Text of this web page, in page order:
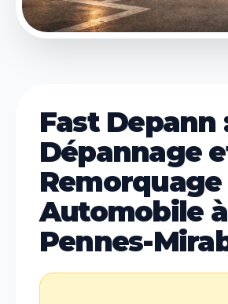
Fast Depann
Dépannage
Remorquage
Automobile
Pennes-